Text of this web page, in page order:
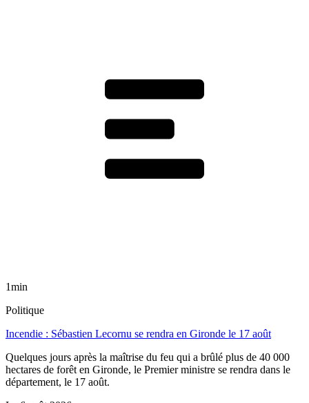
1min
Politique
Incendie : Sébastien Lecornu se rendra en Gironde le 17 août
Quelques jours après la maîtrise du feu qui a brûlé plus de 40 000
hectares de forêt en Gironde, le Premier ministre se rendra dans le
département, le 17 août.